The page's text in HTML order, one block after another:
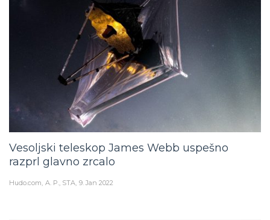
Vesoljski teleskop James Webb uspešno
razprl glavno zrcalo
Hudo.com A. P., STA 9. Jan 2022